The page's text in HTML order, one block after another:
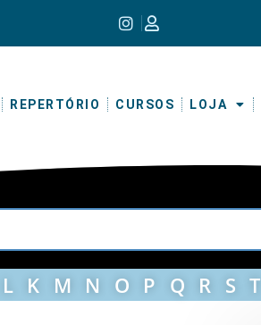
REPERTÓRIO CURSOS LOJA
L K M N O P Q R S T